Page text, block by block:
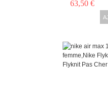
63,50 €